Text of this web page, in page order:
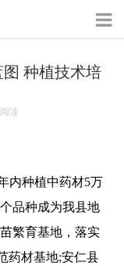
种植技术培
阅读
内种植中药材5万
品种成为我县地
繁育基地，落实
药材基地;安仁县